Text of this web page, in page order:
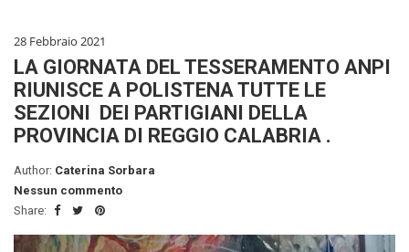
28 Febbraio 2021
LA GIORNATA DEL TESSERAMENTO ANPI
RIUNISCE A POLISTENA TUTTE LE
SEZIONI DEI PARTIGIANI DELLA
PROVINCIA DI REGGIO CALABRIA .
Author: Caterina Sorbara
Nessun commento
Share: